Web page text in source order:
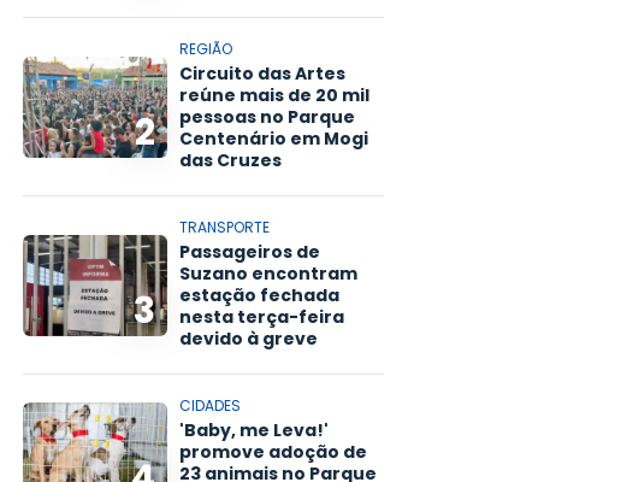
2
REGIÃO
Circuito das Artes
reúne mais de 20 mil
pessoas no Parque
Centenário em Mogi
das Cruzes
3
TRANSPORTE
Passageiros de
Suzano encontram
estação fechada
nesta terça-feira
devido à greve
CIDADES
'Baby, me Leva!'
promove adoção de
23 animais no Parque